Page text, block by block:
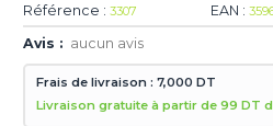
Référence : 3307 EAN :
Avis : aucun avis
Frais de livraison : 7,000 DT
Livraison gratuite à partir de 99 DT